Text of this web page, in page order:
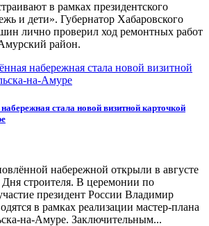
в рамках президентского
и дети». Губернатор Хабаровского
лично проверил ход ремонтных работ
район.
стала новой визитной карточкой
набережной открыли в августе
Дня строителя. В церемонии по
президент России Владимир
в рамках реализации мастер-плана
на-Амуре. Заключительным...